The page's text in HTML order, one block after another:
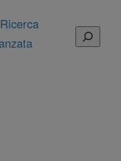
Ricerca
Cerca